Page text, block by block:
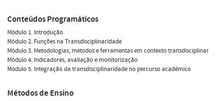
Conteúdos Programáticos
Módulo 1. Introdução
Módulo 2. Funções na Transdisciplinaridade
Módulo 3. Metodologias, métodos e ferramentas em contexto transdisciplinar
Módulo 4. Indicadores, avaliação e monitorização
Módulo 5. Integração da transdisciplinaridade no percurso académico
Métodos de Ensino